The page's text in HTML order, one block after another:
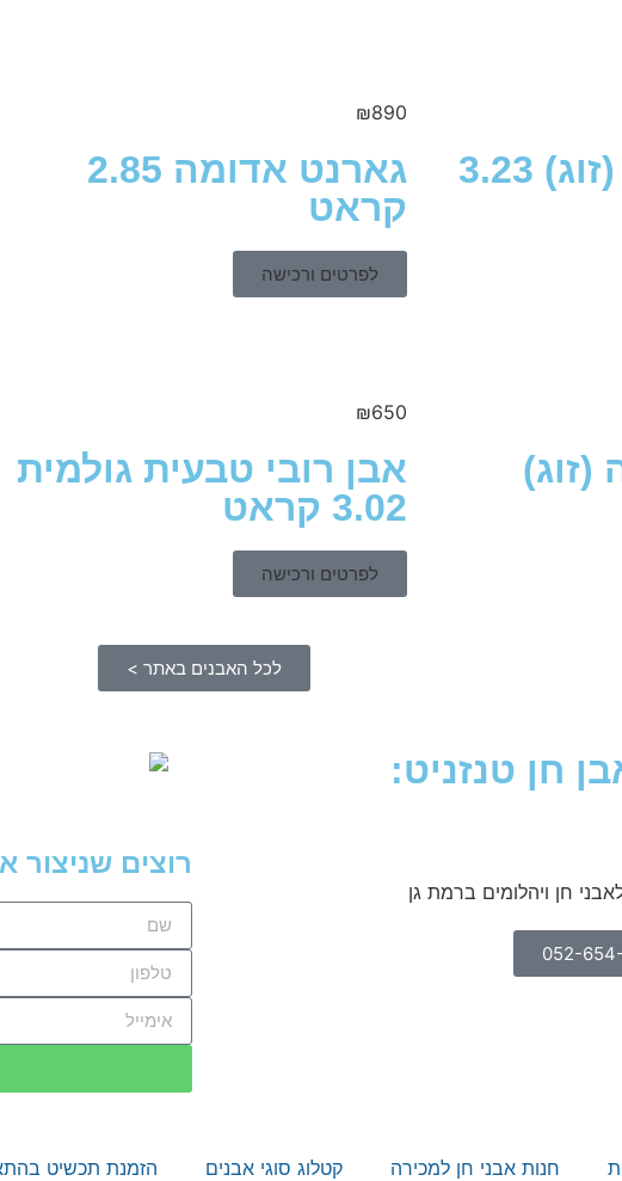
סיטרין כתומה (זוג) 3.23
₪890
גארנט אדומה 2.85
קראט
לפרטים ורכישה
(זוג)
₪650
אבן רובי טבעית גולמית
3.02 קראט
לפרטים ורכישה
לכל האבנים באתר >
חן טנזניט:
חן ויהלומים ברמת גן
052-
רוצים
חנות אבני חן למכירה קטלוג סוגי אבנים הזמנת תכשיט